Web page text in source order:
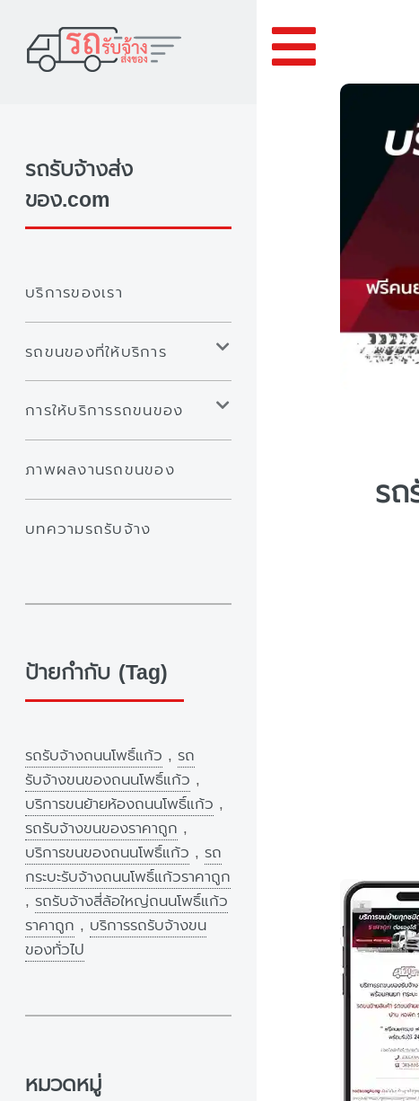
ร
รถรับจ้างส่ง
ของ.com
บริการของเรา
รถขนของที่ให้บริการ
การให้บริการรถขนของ
ภาพผลงานรถขนของ
บทความรถรับจ้าง
ป้ายกำกับ (Tag)
รถรับจ้างถนนโพธิ์แก้ว , รถ
รับจ้างขนของถนนโพธิ์แก้ว ,
บริการขนย้ายห้องถนนโพธิ์แก้ว ,
รถรับจ้างขนของราคาถูก ,
บริการขนของถนนโพธิ์แก้ว , รถ
กระบะรับจ้างถนนโพธิ์แก้วราคาถูก
, รถรับจ้างสี่ล้อใหญ่ถนนโพธิ์แก้ว
ราคาถูก , บริการรถรับจ้างขน
ของทั่วไป
หมวดหมู่